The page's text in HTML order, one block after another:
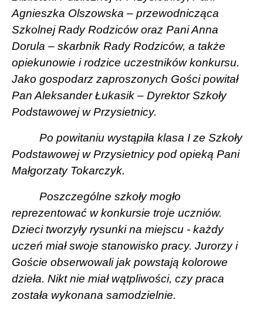
Agnieszka Olszowska – przewodnicząca
Szkolnej Rady Rodziców oraz Pani Anna
Dorula – skarbnik Rady Rodziców, a także
opiekunowie i rodzice uczestników konkursu.
Jako gospodarz zaproszonych Gości powitał
Pan Aleksander Łukasik – Dyrektor Szkoły
Podstawowej w Przysietnicy.
Po powitaniu wystąpiła klasa I ze Szkoły
Podstawowej w Przysietnicy pod opieką Pani
Małgorzaty Tokarczyk.
Poszczególne szkoły mogło
reprezentować w konkursie troje uczniów.
Dzieci tworzyły rysunki na miejscu - każdy
uczeń miał swoje stanowisko pracy. Jurorzy i
Goście obserwowali jak powstają kolorowe
dzieła. Nikt nie miał wątpliwości, czy praca
została wykonana samodzielnie.